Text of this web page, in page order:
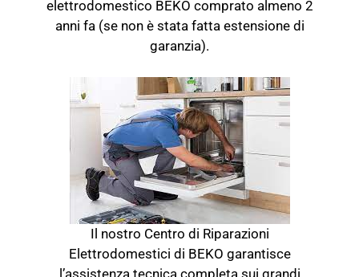
elettrodomestico BEKO comprato almeno 2
anni fa (se non è stata fatta estensione di
garanzia).
Il nostro Centro di Riparazioni
Elettrodomestici di BEKO garantisce
l’assistenza tecnica completa sui grandi